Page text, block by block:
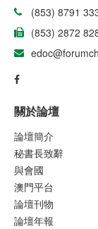
(853) 8791
(853) 2872
關於論壇
論壇簡介
秘書長致辭
與會國
澳門平台
論壇刊物
論壇年報